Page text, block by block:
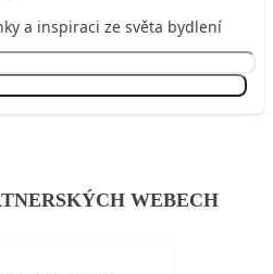
a inspiraci ze světa bydlení
WEBECH